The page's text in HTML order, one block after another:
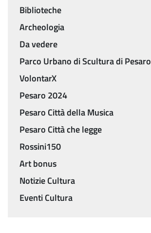
Biblioteche
Archeologia
Da vedere
Parco Urbano di Scultura di Pesaro
VolontarX
Pesaro 2024
Pesaro Città della Musica
Pesaro Città che legge
Rossini150
Art bonus
Notizie Cultura
Eventi Cultura